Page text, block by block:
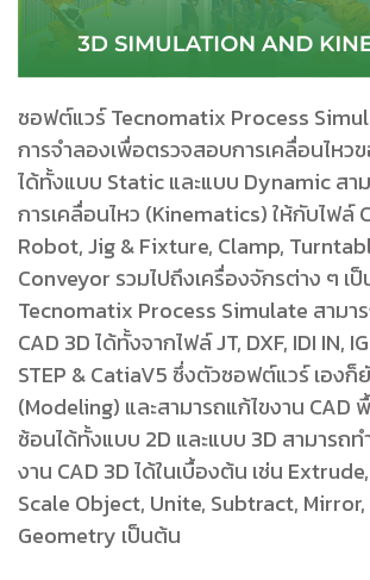
ซอฟต์แวร์ Tecnomatix Process
การจําลองเพื่อตรวจสอบการเคลื่อนไหว
ได้ทั้งแบบ Static และแบบ Dynamic สา
การเคลื่อนไหว (Kinematics) ให้กับไฟล์
Robot, Jig & Fixture, Clamp,
Conveyor รวมไปถึงเครื่องจักรต่าง ๆ เ
Tecnomatix Process Simulate สามา
CAD 3D ได้ทั้งจากไฟล์ JT, DXF, IDI IN,
STEP & CatiaV5 ซึ่งตัวซอฟต์แวร์ เองก็
(Modeling) และสามารถแก้ไขงาน CAD
ซ้อนได้ทั้งแบบ 2D และแบบ 3D สามารถทํ
งาน CAD 3D ได้ในเบื้องต้น เช่น
Scale Object, Unite, Subtract,
Geometry เป็นต้น